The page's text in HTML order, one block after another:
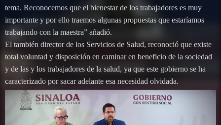
tema. Reconocemos que el bienestar de los trabajadores es muy
importante y por ello traemos algunas propuestas que estaríamos
trabajando con la maestra” añadió.
El también director de los Servicios de Salud, reconoció que existe
total voluntad y disposición en caminar en beneficio de la sociedad
y de las y los trabajadores de la salud, ya que este gobierno se ha
caracterizado por sacar adelante esa necesidad olvidada.